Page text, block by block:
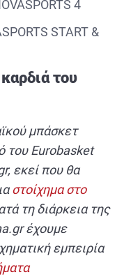
4
START &
του
μπάσκετ
του Eurobasket
εκεί που θα
στοίχημα στο
τη διάρκεια της
έχουμε
εμπειρία